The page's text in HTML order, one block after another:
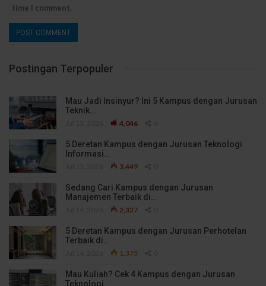
time I comment.
Postingan Terpopuler
Mau Jadi Insinyur? Ini 5 Kampus dengan Jurusan
Teknik…
4,046
5 Deretan Kampus dengan Jurusan Teknologi
Informasi…
3,449
Sedang Cari Kampus dengan Jurusan
Manajemen Terbaik di…
2,327
5 Deretan Kampus dengan Jurusan Perhotelan
Terbaik di…
1,375
Mau Kuliah? Cek 4 Kampus dengan Jurusan
Teknologi…